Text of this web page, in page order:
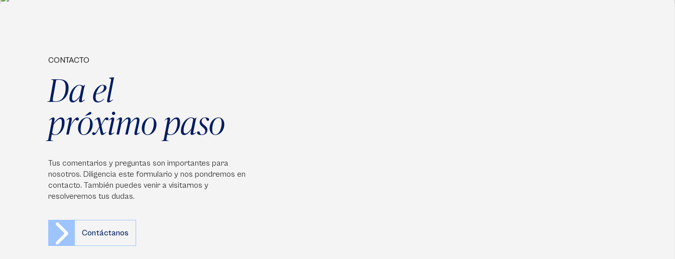
CONTACTO
Da el
próximo paso
Tus comentarios y preguntas son importantes para
nosotros. Diligencia este formulario y nos pondremos en
contacto. También puedes venir a visitarnos y
resolveremos tus dudas.
Contáctanos